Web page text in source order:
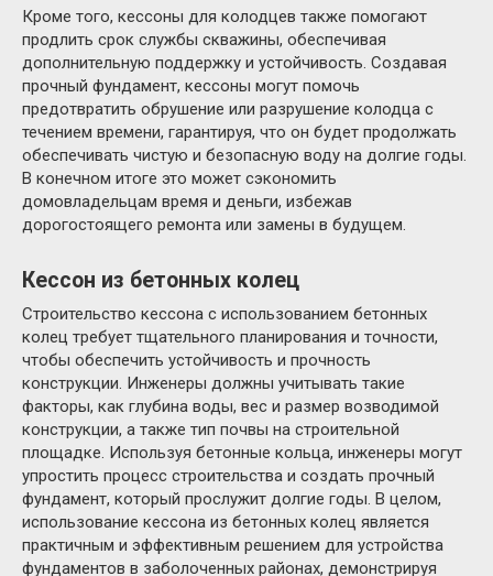
Кроме того, кессоны для колодцев также помогают
продлить срок службы скважины, обеспечивая
дополнительную поддержку и устойчивость. Создавая
прочный фундамент, кессоны могут помочь
предотвратить обрушение или разрушение колодца с
течением времени, гарантируя, что он будет продолжать
обеспечивать чистую и безопасную воду на долгие годы.
В конечном итоге это может сэкономить
домовладельцам время и деньги, избежав
дорогостоящего ремонта или замены в будущем.
Кессон из бетонных колец
Строительство кессона с использованием бетонных
колец требует тщательного планирования и точности,
чтобы обеспечить устойчивость и прочность
конструкции. Инженеры должны учитывать такие
факторы, как глубина воды, вес и размер возводимой
конструкции, а также тип почвы на строительной
площадке. Используя бетонные кольца, инженеры могут
упростить процесс строительства и создать прочный
фундамент, который прослужит долгие годы. В целом,
использование кессона из бетонных колец является
практичным и эффективным решением для устройства
фундаментов в заболоченных районах, демонстрируя